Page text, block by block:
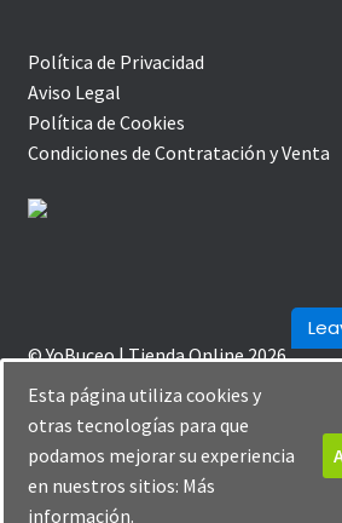
Política de Privacidad
Aviso Legal
Política de Cookies
Condiciones de Contratación y Venta
© YoBuceo | Tienda Online 2026
Política de Privacidad
Creado con
WooCommerce.
Esta página utiliza cookies y
otras tecnologías para que
podamos mejorar su experiencia
en nuestros sitios: Más
información.